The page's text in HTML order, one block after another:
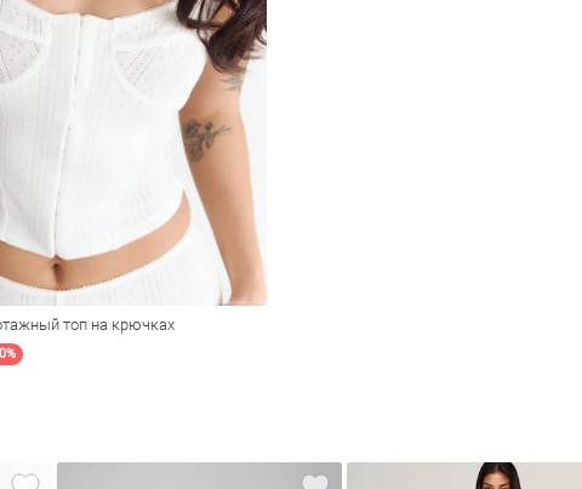
топ на крючках